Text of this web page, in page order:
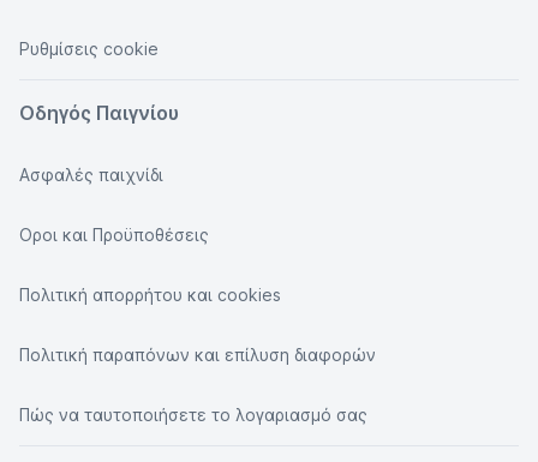
Ρυθμίσεις cookie
Οδηγός Παιγνίου
Ασφαλές παιχνίδι
Οροι και Προϋποθέσεις
Πολιτική απορρήτου και cookies
Πολιτική παραπόνων και επίλυση διαφορών
Πώς να ταυτοποιήσετε το λογαριασμό σας